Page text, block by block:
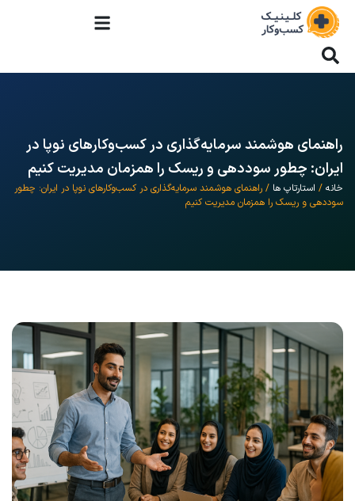
راهنمای هوشمند سرمایه‌گذاری در کسب‌وکارهای نوپا در
ایران: چطور سوددهی و ریسک را همزمان مدیریت کنیم
خانه / استارتاپ ها / راهنمای هوشمند سرمایه‌گذاری در کسب‌وکارهای نوپا در ایران: چطور
سوددهی و ریسک را همزمان مدیریت کنیم